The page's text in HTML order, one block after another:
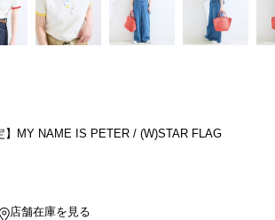
】MY NAME IS PETER / (W)STAR FLAG
店舗在庫を見る